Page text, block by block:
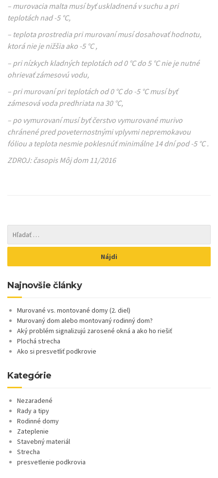
– murovacia malta musí byť uskladnená v suchu a pri
teplotách nad -5 °C,
– teplota prostredia pri murovaní musí dosahovať hodnotu,
ktorá nie je nižšia ako -5 °C ,
– pri nízkych kladných teplotách od 0 °C do 5 °C nie je nutné
ohrievať zámesovú vodu,
– pri murovaní pri teplotách od 0 °C do -5 °C musí byť
zámesová voda predhriata na 30 °C,
– po vymurovaní musí byť čerstvo vymurované murivo
chránené pred poveternostnými vplyvmi nepremokavou
fóliou a teplota nesmie poklesnúť minimálne 14 dní pod -5 °C .
ZDROJ: časopis Môj dom 11/2016
Najnovšie články
Murované vs. montované domy (2. diel)
Murovaný dom alebo montovaný rodinný dom?
Aký problém signalizujú zarosené okná a ako ho riešiť
Plochá strecha
Ako si presvetliť podkrovie
Kategórie
Nezaradené
Rady a tipy
Rodinné domy
Zateplenie
Stavebný materiál
Strecha
presvetlenie podkrovia